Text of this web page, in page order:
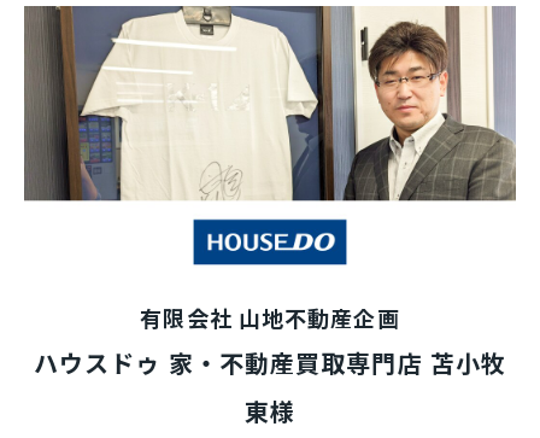
有限会社 山地不動産企画
ハウスドゥ 家・不動産買取専門店 苫小牧
東様